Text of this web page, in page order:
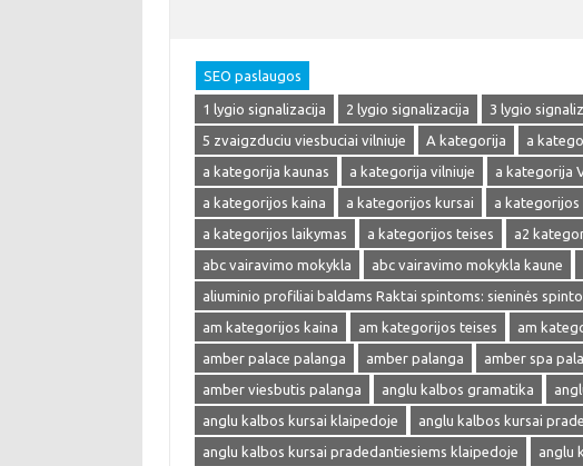
SEO paslaugos
1 lygio signalizacija 2 lygio signalizacija 3 lygio
5 zvaigzduciu viesbuciai vilniuje
A kategorija a
a kategorija kaunas
a kategorija vilniuje a kategorija
a kategorijos kaina
a kategorijos kursai a kategorijos
a kategorijos laikymas
a kategorijos teises a2
abc vairavimo mokykla
abc vairavimo mokykla kaune
aliuminio profiliai baldams Raktai spintoms: sieninės
am kategorijos kaina
am kategorijos teises am
amber palace palanga
amber palanga amber spa
amber viesbutis palanga
anglu kalbos gramatika
anglu kalbos kursai klaipedoje
anglu kalbos kursai
anglu kalbos kursai pradedantiesiems klaipedoje
anglu